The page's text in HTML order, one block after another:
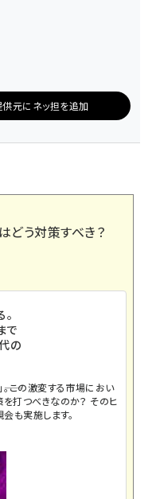
元にネッ担を追加
どう対策すべき？
で
の
。この激変する市場におい
を打つべきなのか？ そのヒ
も実施します。